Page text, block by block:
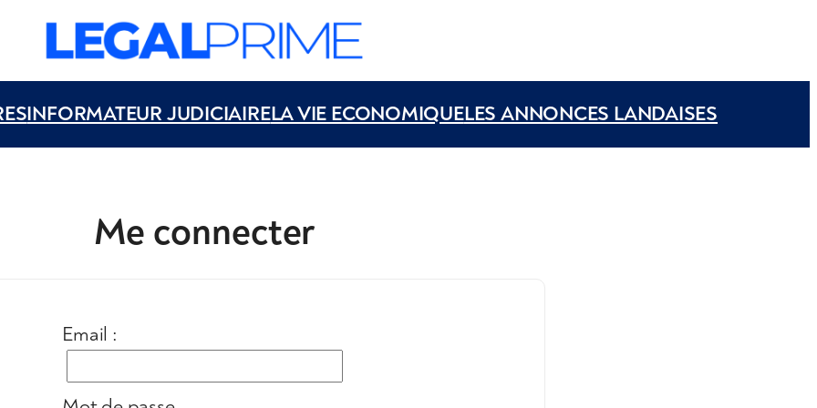
INFORMATEUR JUDICIAIRELA VIE ECONOMIQUELES ANNONCES LANDAISES
Me connecter
Email :